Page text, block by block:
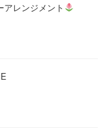
レンジメント